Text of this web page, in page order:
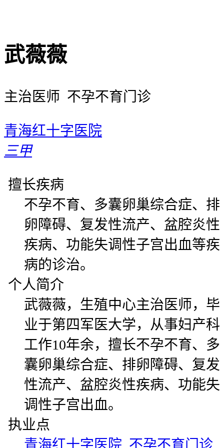
武薇薇
主治医师 不孕不育门诊
青海红十字医院
三甲
擅长疾病
不孕不育、多囊卵巢综合症、排
卵障碍、复发性流产、盆腔炎性
疾病、功能失调性子宫出血等疾
病的诊治。
个人简介
武薇薇，生殖中心主治医师，毕
业于第四军医大学，从事妇产科
工作10年余，擅长不孕不育、多
囊卵巢综合症、排卵障碍、复发
性流产、盆腔炎性疾病、功能失
调性子宫出血。
执业点
青海红十字医院 不孕不育门诊